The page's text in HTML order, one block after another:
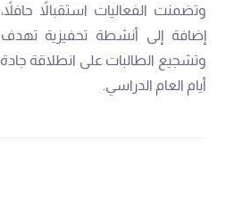
وتضمنت الفعاليات استقبالاً
إضافة إلى أنشطة تحفيزية
وتشجيع الطالبات على انطلاقة جادة
أيام العام الدراسي.